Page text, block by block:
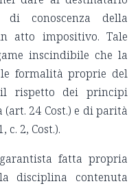
di conoscenza della
atto impositivo. Tale
inscindibile che la
formalità proprie del
rispetto dei principi
24 Cost.) e di parità
c. 2, Cost.).
fatta propria
disciplina contenuta